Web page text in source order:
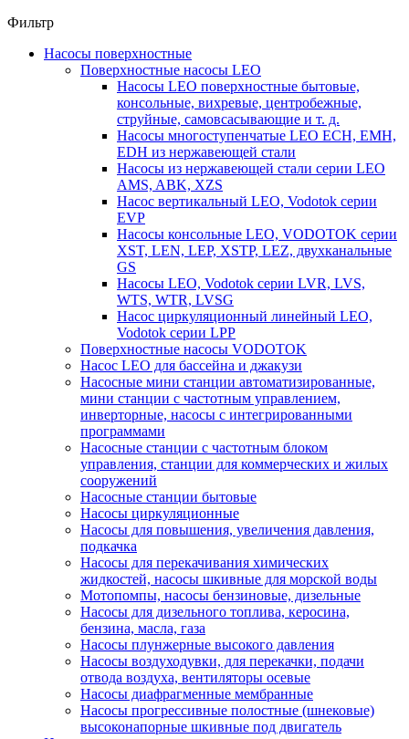
Фильтр
Насосы поверхностные
Поверхностные насосы LEO
Насосы LEO поверхностные бытовые,
консольные, вихревые, центробежные,
струйные, самовсасывающие и т. д.
Насосы многоступенчатые LEO ECH, EMH,
EDH из нержавеющей стали
Насосы из нержавеющей стали серии LEO
AMS, ABK, XZS
Насос вертикальный LEO, Vodotok серии
EVP
Насосы консольные LEO, VODOTOK серии
XST, LEN, LEP, XSTP, LEZ, двухканальные
GS
Насосы LEO, Vodotok серии LVR, LVS,
WTS, WTR, LVSG
Насос циркуляционный линейный LEO,
Vodotok серии LPP
Поверхностные насосы VODOTOK
Насос LEO для бассейна и джакузи
Насосные мини станции автоматизированные,
мини станции с частотным управлением,
инверторные, насосы с интегрированными
программами
Насосные станции с частотным блоком
управления, станции для коммерческих и жилых
сооружений
Насосные станции бытовые
Насосы циркуляционные
Насосы для повышения, увеличения давления,
подкачка
Насосы для перекачивания химических
жидкостей, насосы шкивные для морской воды
Мотопомпы, насосы бензиновые, дизельные
Насосы для дизельного топлива, керосина,
бензина, масла, газа
Насосы плунжерные высокого давления
Насосы воздуходувки, для перекачки, подачи
отвода воздуха, вентиляторы осевые
Насосы диафрагменные мембранные
Насосы прогрессивные полостные (шнековые)
высоконапорные шкивные под двигатель